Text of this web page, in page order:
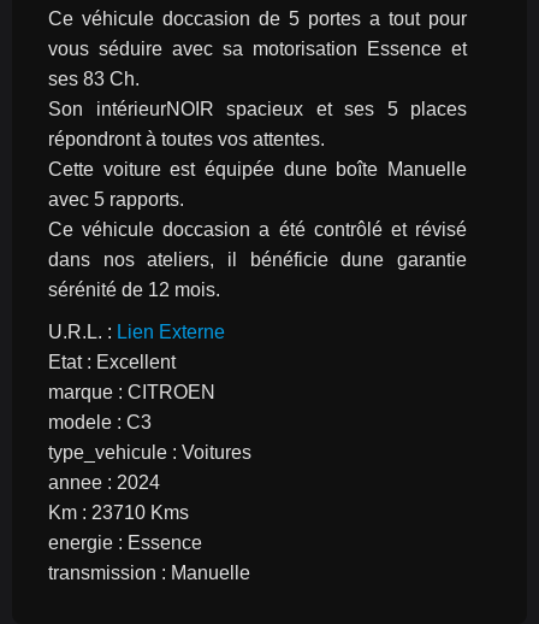
Ce véhicule doccasion de 5 portes a tout pour
vous séduire avec sa motorisation Essence et
ses 83 Ch.
Son intérieurNOIR spacieux et ses 5 places
répondront à toutes vos attentes.
Cette voiture est équipée dune boîte Manuelle
avec 5 rapports.
Ce véhicule doccasion a été contrôlé et révisé
dans nos ateliers, il bénéficie dune garantie
sérénité de 12 mois.
U.R.L. : Lien Externe
Etat : Excellent
marque : CITROEN
modele : C3
type_vehicule : Voitures
annee : 2024
Km : 23710 Kms
energie : Essence
transmission : Manuelle